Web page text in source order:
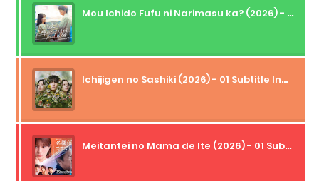
Mou Ichido Fufu ni Narimasu ka? (2026) - 01 Subtitle Indonesia
Ichijigen no Sashiki (2026) - 01 Subtitle Indonesia
Meitantei no Mama de Ite (2026) - 01 Subtitle Indonesia